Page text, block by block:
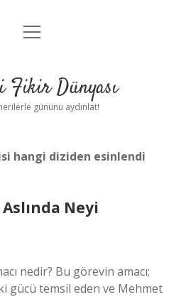
Anasayfa
Yasal Uyarı
menüyü
Fikir Dünyası
gününü aydınlat!
hangi diziden esinlendi
Neyi
nedir? Bu görevin amacı;
gücü temsil eden ve Mehmet